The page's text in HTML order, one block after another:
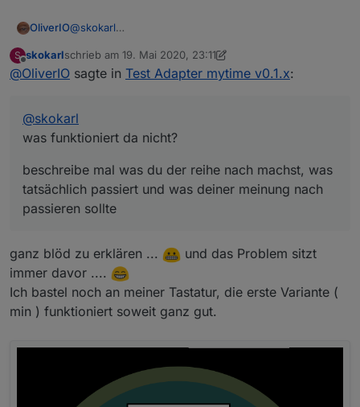
OliverIO@skokarl
beschreibe mal was du der reihe nach machst, was
tatsächlich passiert und was deiner meinung nach
S
Offline
skokarlschrieb am 19. Mai 2020, 23:11
zuletzt editiert von skokarl
@OliverIO sagte in Test Adapter mytime v0.1.x:
@skokarl
was funktioniert da nicht?
beschreibe mal was du der reihe nach machst, was
tatsächlich passiert und was deiner meinung nach
passieren sollte
ganz blöd zu erklären ...
und das Problem sitzt
immer davor ....
Ich bastel noch an meiner Tastatur, die erste Variante (
min ) funktioniert soweit ganz gut.